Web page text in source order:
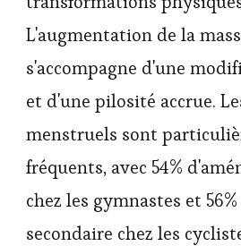
L'augmentation de la
s'accompagne d'une
et d'une pilosité accrue.
menstruels sont
fréquents, avec 54%
chez les gymnastes et
secondaire chez les